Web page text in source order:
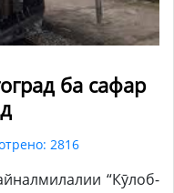
ба сафар
2816
“Кӯлоб-